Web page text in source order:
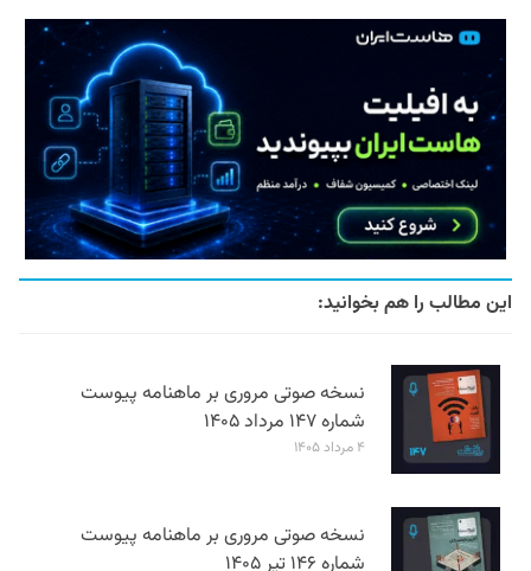
این مطالب را هم بخوانید:
نسخه صوتی مروری بر ماهنامه پیوست
شماره ۱۴۷ مرداد ۱۴۰۵
۴ مرداد ۱۴۰۵
نسخه صوتی مروری بر ماهنامه پیوست
شماره ۱۴۶ تیر ۱۴۰۵